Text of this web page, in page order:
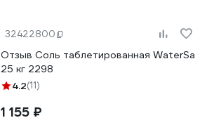
32422800
Отзыв Соль таблетированная WaterSa
25 кг 2298
4.2(11)
1 155 ₽